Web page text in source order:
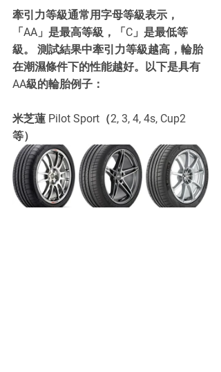
牽引力等級通常用字母等級表示，
「AA」是最高等級，「C」是最低等
級。 測試結果中牽引力等級越高，輪胎
在潮濕條件下的性能越好。以下是具有
AA級的輪胎例子：
米芝蓮 Pilot Sport（2, 3, 4, 4s, Cup2
等）